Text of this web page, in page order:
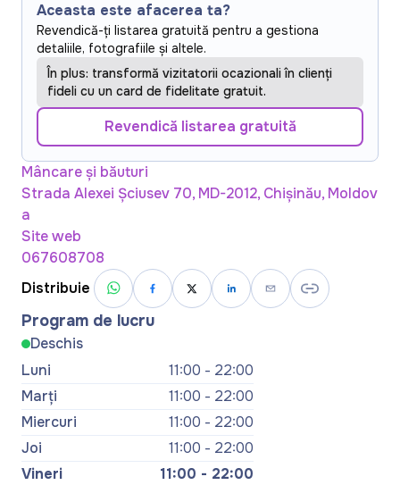
Aceasta este afacerea ta?
Revendică-ți listarea gratuită pentru a gestiona
detaliile, fotografiile și altele.
În plus: transformă vizitatorii ocazionali în clienți
fideli cu un card de fidelitate gratuit.
Revendică listarea gratuită
Mâncare și băuturi
Strada Alexei Şciusev 70, MD-2012, Chișinău, Moldov
a
Site web
067608708
Distribuie
Program de lucru
Deschis
Luni
11:00 - 22:00
Marți
11:00 - 22:00
Miercuri
11:00 - 22:00
Joi
11:00 - 22:00
Vineri
11:00 - 22:00